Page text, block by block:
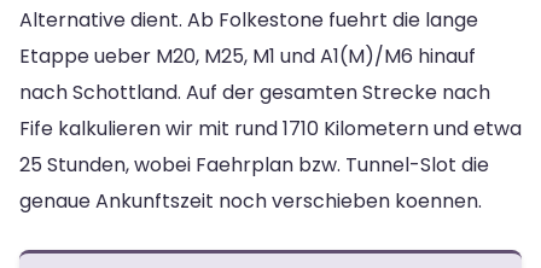
Alternative dient. Ab Folkestone fuehrt die lange
Etappe ueber M20, M25, M1 und A1(M)/M6 hinauf
nach Schottland. Auf der gesamten Strecke nach
Fife kalkulieren wir mit rund 1710 Kilometern und etwa
25 Stunden, wobei Faehrplan bzw. Tunnel-Slot die
genaue Ankunftszeit noch verschieben koennen.